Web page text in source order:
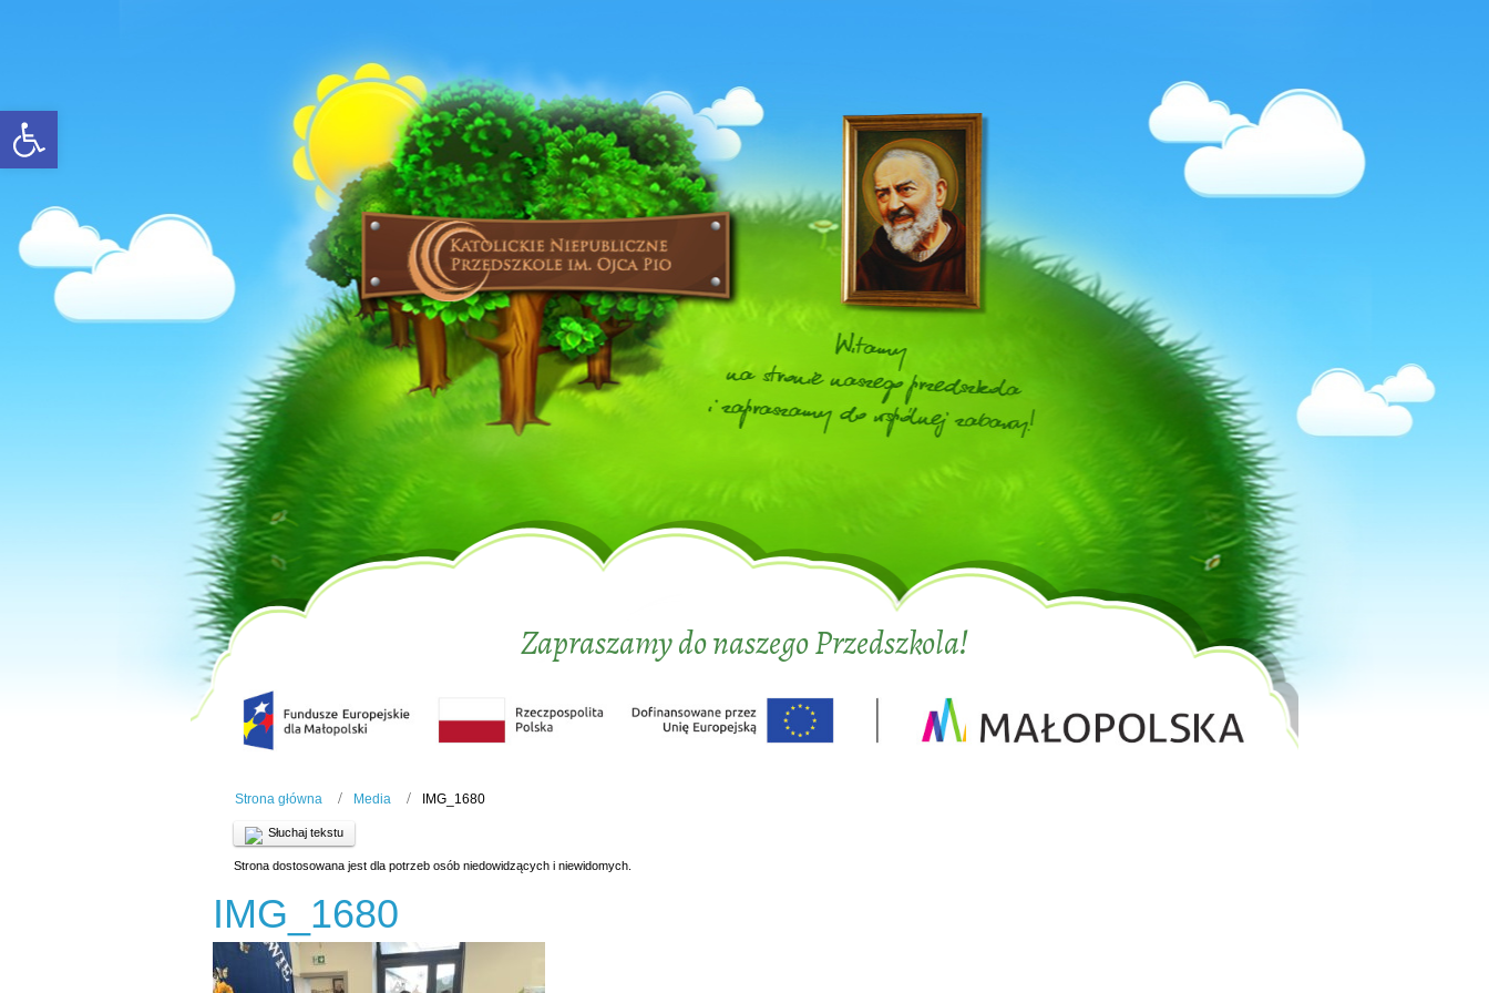
Open toolbar
Zapraszamy do naszego Przedszkola!
Strona główna Media IMG_1680
Słuchaj tekstu
Strona dostosowana jest dla potrzeb osób niedowidzących i niewidomych.
IMG_1680